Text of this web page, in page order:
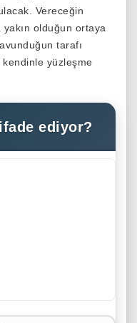
Vereceğin
olduğun ortaya
tarafı
yüzleşme
ediyor?